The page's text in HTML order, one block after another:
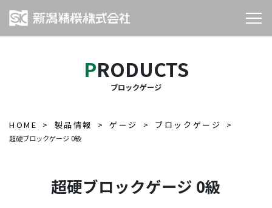
PRODUCTS
ブロックゲージ
HOME 製品情報 ゲージ ブロックゲージ
超硬ブロックゲージ 0級
超硬ブロックゲージ 0級